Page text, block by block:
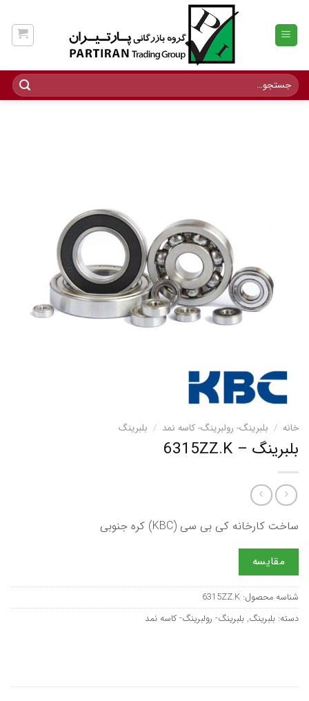
content
جستجو
برای:
خانه / بلبرینگ- رولبرینگ- کاسه نمد / بلبرینگ
بلبرینگ – 6315ZZ.K
ساخت کارخانه کی بی سی (KBC) کره جنوبی
مقایسه
شناسه محصول: 6315ZZ.K
دسته: بلبرینگ, بلبرینگ- رولبرینگ- کاسه نمد